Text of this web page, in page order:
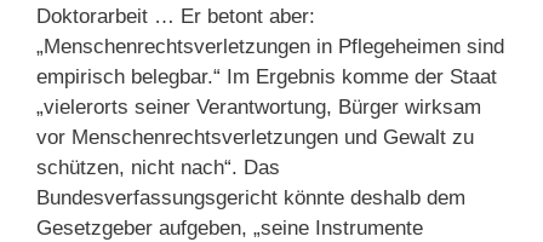
Doktorarbeit … Er betont aber:
„Menschenrechtsverletzungen in Pflegeheimen sind
empirisch belegbar.“ Im Ergebnis komme der Staat
„vielerorts seiner Verantwortung, Bürger wirksam
vor Menschenrechtsverletzungen und Gewalt zu
schützen, nicht nach“. Das
Bundesverfassungsgericht könnte deshalb dem
Gesetzgeber aufgeben, „seine Instrumente